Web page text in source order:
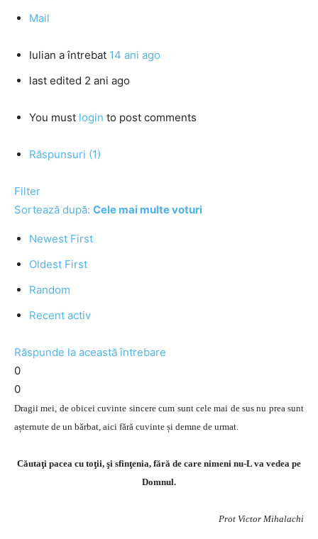
Mail
Iulian a întrebat 14 ani ago
last edited 2 ani ago
You must login to post comments
Răspunsuri (1)
Filter
Sortează după: Cele mai multe voturi
Newest First
Oldest First
Random
Recent activ
Răspunde la această întrebare
0
0
Dragii mei, de obicei cuvinte sincere cum sunt cele mai de sus nu prea sunt
așternute de un bărbat, aici fără cuvinte și demne de urmat.
Căutaţi pacea cu toţii, şi sfinţenia, fără de care nimeni nu-L va vedea pe
Domnul.
Prot Victor Mihalachi